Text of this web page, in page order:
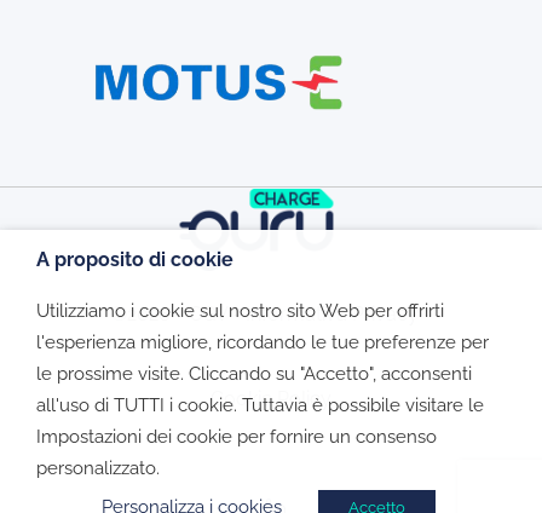
©2026 - CGV - Informativa Privacy -
Cookie Policy
A proposito di cookie
Utilizziamo i cookie sul nostro sito Web per offrirti
l'esperienza migliore, ricordando le tue preferenze per
le prossime visite. Cliccando su "Accetto", acconsenti
all'uso di TUTTI i cookie. Tuttavia è possibile visitare le
Impostazioni dei cookie per fornire un consenso
personalizzato.
Personalizza i cookies
Accetto